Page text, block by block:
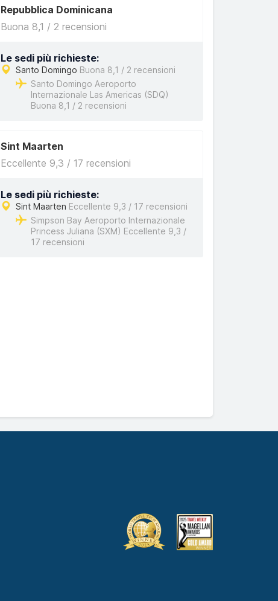
Repubblica Dominicana
Buona 8,1 / 2 recensioni
Le sedi più richieste:
Santo Domingo Buona 8,1 / 2 recensioni
Santo Domingo Aeroporto
Internazionale Las Americas (SDQ)
Buona 8,1 / 2 recensioni
Sint Maarten
Eccellente 9,3 / 17 recensioni
Le sedi più richieste:
Sint Maarten Eccellente 9,3 / 17 recensioni
Simpson Bay Aeroporto Internazionale
Princess Juliana (SXM) Eccellente 9,3 /
17 recensioni